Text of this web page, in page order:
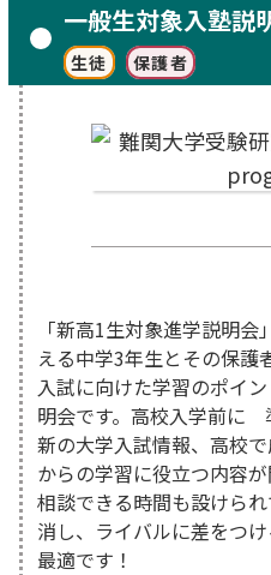
一般生対象入塾説
生徒 保護者
「新高1生対象進学説明
える中学3年生とその保護
入試に向けた学習のポイ
明会です。高校入学前に
新の大学入試情報、高校
からの学習に役立つ内容
相談できる時間も設けら
消し、ライバルに差をつ
最適です！